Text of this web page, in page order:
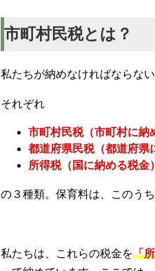
市町村民税とは？
私たちが納めなければならな
それぞれ
市町村民税（市町村に納
都道府県民税（都道府県
所得税（国に納める税金）
の３種類。保育料は、このう
私たちは、これらの税金を「